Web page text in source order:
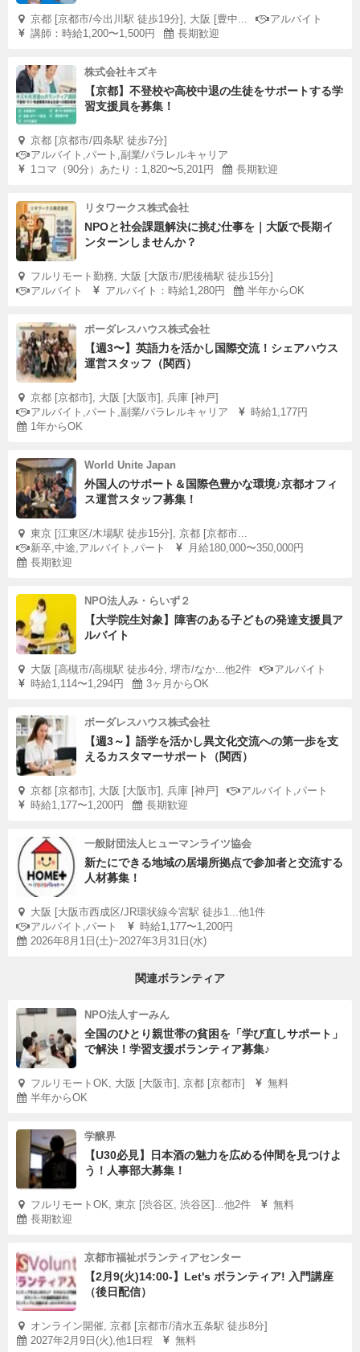
京都 [京都市/今出川駅 徒歩19分], 大阪 [豊中...
アルバイト
講師：時給1,200〜1,500円
長期歓迎
株式会社キズキ
【京都】不登校や高校中退の生徒をサポートする学
習支援員を募集！
京都 [京都市/四条駅 徒歩7分]
アルバイト,パート,副業/パラレルキャリア
1コマ（90分）あたり：1,820〜5,201円
長期歓迎
リタワークス株式会社
NPOと社会課題解決に挑む仕事を｜大阪で長期イ
ンターンしませんか？
フルリモート勤務, 大阪 [大阪市/肥後橋駅 徒歩15分]
アルバイト
アルバイト：時給1,280円 半年からOK
ボーダレスハウス株式会社
【週3〜】英語力を活かし国際交流！シェアハウス
運営スタッフ（関西）
京都 [京都市], 大阪 [大阪市], 兵庫 [神戸]
アルバイト,パート,副業/パラレルキャリア
時給1,177円
1年からOK
World Unite Japan
外国人のサポート＆国際色豊かな環境♪京都オフィ
ス運営スタッフ募集！
東京 [江東区/木場駅 徒歩15分], 京都 [京都市...
新卒,中途,アルバイト,パート
月給180,000〜350,000円
長期歓迎
NPO法人み・らいず２
【大学院生対象】障害のある子どもの発達支援員ア
ルバイト
大阪 [高槻市/高槻駅 徒歩4分, 堺市/なか...他2件
アルバイト
時給1,114〜1,294円
3ヶ月からOK
ボーダレスハウス株式会社
【週3～】語学を活かし異文化交流への第一歩を支
えるカスタマーサポート（関西）
京都 [京都市], 大阪 [大阪市], 兵庫 [神戸]
アルバイト,パート
時給1,177〜1,200円
長期歓迎
一般財団法人ヒューマンライツ協会
新たにできる地域の居場所拠点で参加者と交流する
人材募集！
大阪 [大阪市西成区/JR環状線今宮駅 徒歩1...他1件
アルバイト,パート
時給1,177〜1,200円
2026年8月1日(土)~2027年3月31日(水)
関連ボランティア
NPO法人すーみん
全国のひとり親世帯の貧困を「学び直しサポート」
で解決！学習支援ボランティア募集♪
フルリモートOK, 大阪 [大阪市], 京都 [京都市]
無料
半年からOK
学醸界
【U30必見】日本酒の魅力を広める仲間を見つけよ
う！人事部大募集！
フルリモートOK, 東京 [渋谷区, 渋谷区]...他2件
無料
長期歓迎
京都市福祉ボランティアセンター
【2月9(火)14:00-】Let's ボランティア! 入門講座
（後日配信）
オンライン開催, 京都 [京都市/清水五条駅 徒歩8分]
2027年2月9日(火),他1日程
無料